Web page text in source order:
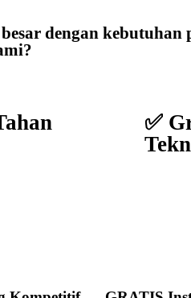
dengan kebutuhan
✅